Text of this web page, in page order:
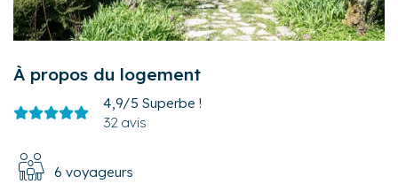
À propos du logement
4,9/5 Superbe !
32 avis
6 voyageurs